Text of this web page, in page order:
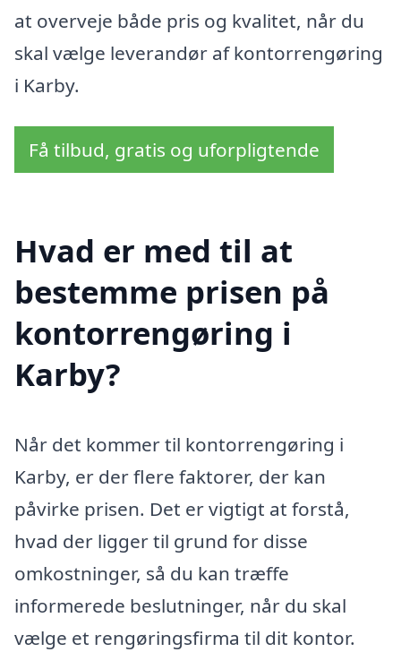
at overveje både pris og kvalitet, når du
skal vælge leverandør af kontorrengøring
i Karby.
Få tilbud, gratis og uforpligtende
Hvad er med til at
bestemme prisen på
kontorrengøring i
Karby?
Når det kommer til kontorrengøring i
Karby, er der flere faktorer, der kan
påvirke prisen. Det er vigtigt at forstå,
hvad der ligger til grund for disse
omkostninger, så du kan træffe
informerede beslutninger, når du skal
vælge et rengøringsfirma til dit kontor.